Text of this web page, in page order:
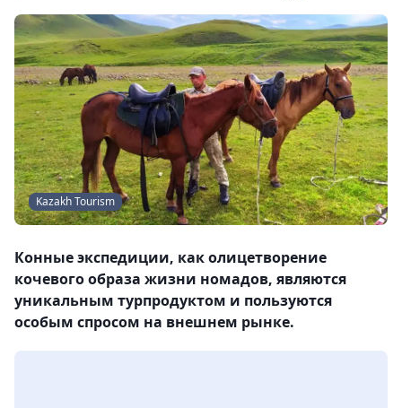
Kazakh Tourism
Конные экспедиции, как олицетворение
кочевого образа жизни номадов, являются
уникальным турпродуктом и пользуются
особым спросом на внешнем рынке.